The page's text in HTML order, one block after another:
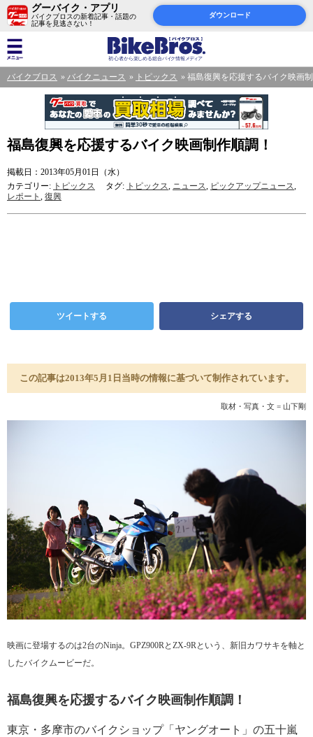
グーバイク・アプリ
バイクブロスの新着記事・話題の
記事を見逃さない！
ダウンロード
バイクブロス バイクニュース トピックス 福島復興を応援するバイク映画
福島復興を応援するバイク映画制作順調！
掲載日：2013年05月01日（水）
カテゴリー: トピックス タグ: トピックス, ニュース, ピックアップニュース,
レポート , 復興
ツイートする シェアする
この記事は2013年5月1日当時の情報に基づいて制作されています。
取材・写真・文 = 山下剛
映画に登場するのは2台のNinja。GPZ900RとZX-9Rという、新旧カワサキを軸と
したバイクムービーだ。
福島復興を応援するバイク映画制作順調！
東京・多摩市のバイクショップ「ヤングオート」の五十嵐